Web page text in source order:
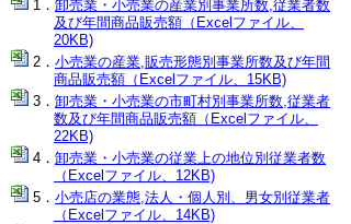
卸売業・小売業の産業別事業所数,従業者数
及び年間商品販売額（Excelファイル、
20KB)
小売業の産業,販売形態別事業所数及び年間
商品販売額（Excelファイル、15KB)
卸売業・小売業の市町村別事業所数,従業者
数及び年間商品販売額（Excelファイル、
22KB)
卸売業・小売業の従業上の地位別従業者数
（Excelファイル、12KB)
小売店の業態,法人・個人別、男女別従業者
（Excelファイル、14KB)